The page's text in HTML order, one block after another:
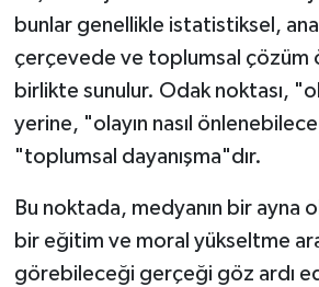
bunlar genellikle istatistiksel,
çerçevede ve toplumsal çözüm
birlikte sunulur. Odak noktası,
yerine, "olayın nasıl
"toplumsal dayanışma"dır.
Bu noktada, medyanın bir ayna
bir eğitim ve moral yükseltme
görebileceği gerçeği göz ardı